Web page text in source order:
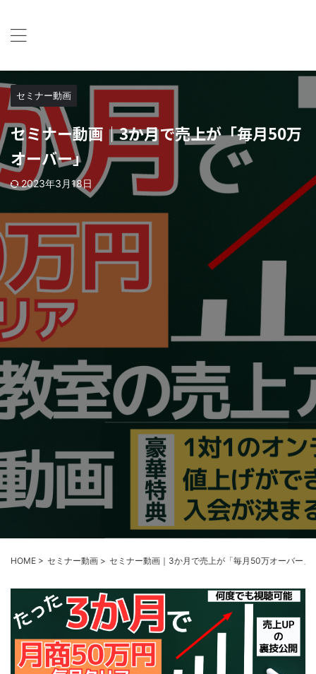
セミナー動画
セミナー動画｜3か月で売上が「毎月50万
オーバー」
2023年3月18日
HOME > セミナー動画 > セミナー動画｜3か月で売上が「毎月50万オーバー」